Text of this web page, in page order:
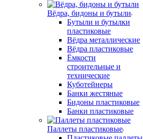
Вёдра, бидоны и бутыли
Бутыли и бутылки
пластиковые
Вёдра металлические
Вёдра пластиковые
Ёмкости
строительные и
технические
Куботейнеры
Банки жестяные
Бидоны пластиковые
Банки пластиковые
Паллеты пластиковые